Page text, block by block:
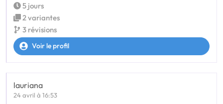
5 jours
2 variantes
3 révisions
Voir le profil
lauriana
24 avril à 16:53